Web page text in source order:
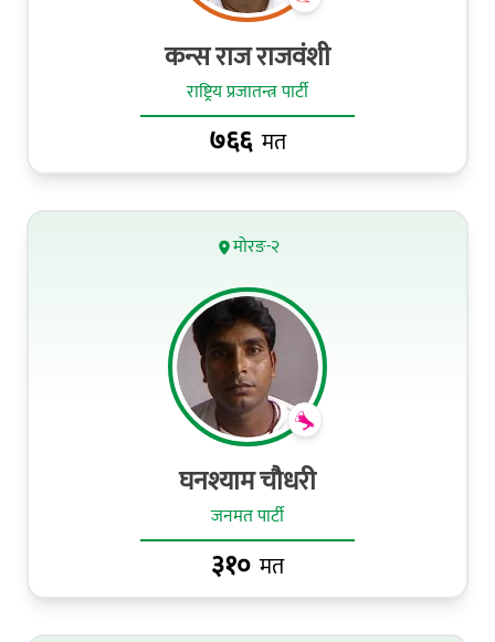
कन्स राज राजवंशी
राष्ट्रिय प्रजातन्त्र पार्टी
७६६ मत
मोरङ-२
घनश्याम चौधरी
जनमत पार्टी
३१० मत